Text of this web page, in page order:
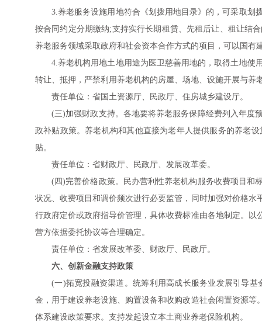
3.养老服务设施用地符合《划拨用地目录》的，可采取划
按合同约定分期缴纳;支持实行长期租赁、先租后让、租让结
养老服务领域采取政府和社会资本合作方式的项目，可以国
4.养老机构用地土地用途为医卫慈善用地的，取得土地使
转让、抵押，严禁利用养老机构的房屋、场地、设施开展与
责任单位：省国土资源厅、民政厅、住房城乡建设厅。
(三)加强财政支持。各地要将养老服务保障经费列入年度
政补贴政策。养老机构和其他直接为老年人提供服务的养老
贴。
责任单位：省财政厅、民政厅、发展改革委。
(四)完善价格政策。民办营利性养老机构服务收费项目和
状况、收费项目和调价频次进行必要监管，同时加强对价格
行政府定价或政府指导价管理，具体收费标准由各地制定。
营方依据委托协议等合理确定。
责任单位：省发展改革委、财政厅、民政厅。
六、创新金融支持政策
(一)拓宽投融资渠道。统筹利用高成长服务业发展引导
金，用于建设养老设施、购置设备和收购改造社会闲置资源
体系建设政策要求。支持发起设立本土商业养老保险机构。